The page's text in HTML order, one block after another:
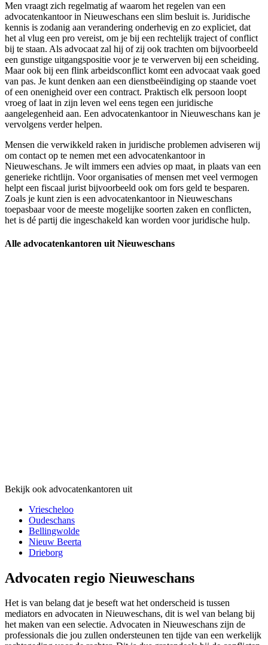
Men vraagt zich regelmatig af waarom het regelen van een
advocatenkantoor in Nieuweschans een slim besluit is. Juridische
kennis is zodanig aan verandering onderhevig en zo expliciet, dat
het al vlug een pro vereist, om je bij een rechtelijk traject of conflict
bij te staan. Als advocaat zal hij of zij ook trachten om bijvoorbeeld
een gunstige uitgangspositie voor je te verwerven bij een scheiding.
Maar ook bij een flink arbeidsconflict komt een advocaat vaak goed
van pas. Je kunt denken aan een dienstbeëindiging op staande voet
of een onenigheid over een contract. Praktisch elk persoon loopt
vroeg of laat in zijn leven wel eens tegen een juridische
aangelegenheid aan. Een advocatenkantoor in Nieuweschans kan je
vervolgens verder helpen.
Mensen die verwikkeld raken in juridische problemen adviseren wij
om contact op te nemen met een advocatenkantoor in
Nieuweschans. Je wilt immers een advies op maat, in plaats van een
generieke richtlijn. Voor organisaties of mensen met veel vermogen
helpt een fiscaal jurist bijvoorbeeld ook om fors geld te besparen.
Zoals je kunt zien is een advocatenkantoor in Nieuweschans
toepasbaar voor de meeste mogelijke soorten zaken en conflicten,
het is dé partij die ingeschakeld kan worden voor juridische hulp.
Alle advocatenkantoren uit Nieuweschans
Bekijk ook advocatenkantoren uit
Vriescheloo
Oudeschans
Bellingwolde
Nieuw Beerta
Drieborg
Advocaten regio Nieuweschans
Het is van belang dat je beseft wat het onderscheid is tussen
mediators en advocaten in Nieuweschans, dit is wel van belang bij
het maken van een selectie. Advocaten in Nieuweschans zijn de
professionals die jou zullen ondersteunen ten tijde van een werkelijk